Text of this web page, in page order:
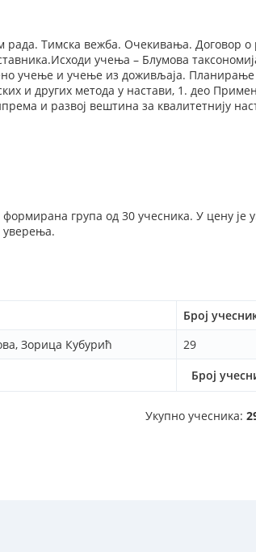
Тимска вежба. Очекивања. Договор о
учења – Блумова
учење и учење из доживљаја.
и других метода у настави, 1. део
и развој вештина за квалитетнију
група од 30 учесника. У цену је
уверења.
Број
Број
Зорица Кубурић 29
Укупно учесника: